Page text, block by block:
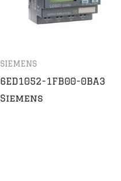
SIEMENS
6ED1052-1FB00-0BA3
Siemens